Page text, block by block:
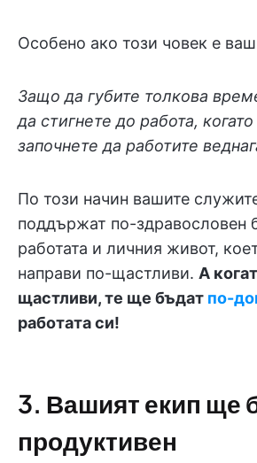
Особено ако този човек е
Защо да губите толкова
да стигнете до работа,
започнете да работите
По този начин вашите
поддържат по-здравословен
работата и личния живот,
направи по-щастливи. А
щастливи, те ще бъдат по-
работата си!
3. Вашият екип ще
продуктивен